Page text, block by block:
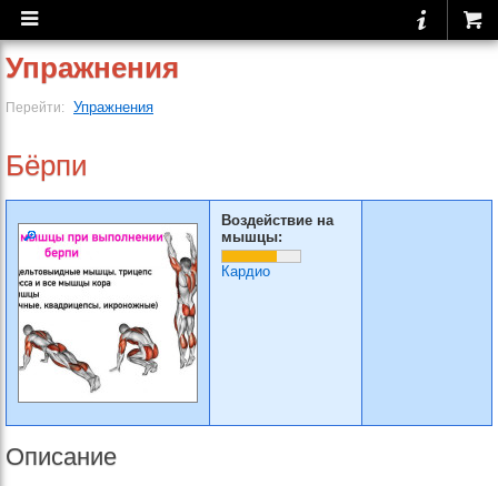
Упражнения
Перейти: Упражнения
Бёрпи
Воздействие на
мышцы:
Кардио
Описание